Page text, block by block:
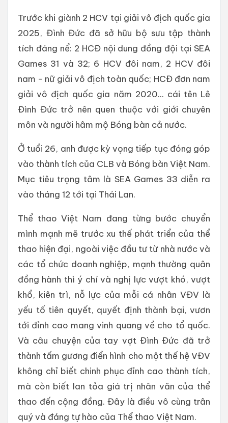
Trước khi giành 2 HCV tại giải vô địch quốc gia
2025, Đình Đức đã sở hữu bộ sưu tập thành
tích đáng nể: 2 HCĐ nội dung đồng đội tại SEA
Games 31 và 32; 6 HCV đôi nam, 2 HCV đôi
nam - nữ giải vô địch toàn quốc; HCĐ đơn nam
giải vô địch quốc gia năm 2020... cái tên Lê
Đình Đức trở nên quen thuộc với giới chuyên
môn và người hâm mộ Bóng bàn cả nước.
Ở tuổi 26, anh được kỳ vọng tiếp tục đóng góp
vào thành tích của CLB và Bóng bàn Việt Nam.
Mục tiêu trọng tâm là SEA Games 33 diễn ra
vào tháng 12 tới tại Thái Lan.
Thể thao Việt Nam đang từng bước chuyển
mình mạnh mẽ trước xu thế phát triển của thể
thao hiện đại, ngoài việc đầu tư từ nhà nước và
các tổ chức doanh nghiệp, mạnh thường quân
đồng hành thì ý chí và nghị lực vượt khó, vượt
khổ, kiên trì, nỗ lực của mỗi cá nhân VĐV là
yếu tố tiên quyết, quyết định thành bại, vươn
tới đỉnh cao mang vinh quang về cho tổ quốc.
Và câu chuyện của tay vợt Đình Đức đã trở
thành tấm gương điển hình cho một thế hệ VĐV
không chỉ biết chinh phục đỉnh cao thành tích,
mà còn biết lan tỏa giá trị nhân văn của thể
thao đến cộng đồng. Đây là điều vô cùng trân
quý và đáng tự hào của Thể thao Việt Nam.